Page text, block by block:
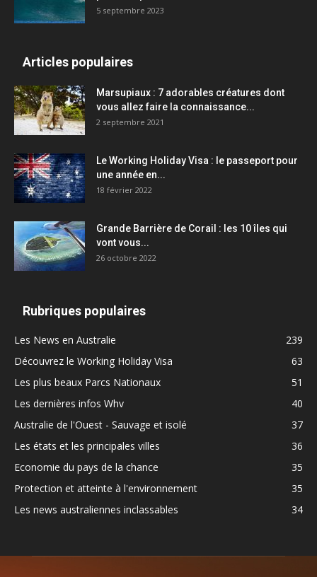
5 septembre 2023
Articles populaires
Marsupiaux : 7 adorables créatures dont
vous allez faire la connaissance...
2 septembre 2021
Le Working Holiday Visa : le passeport pour
une année en...
18 février 2022
Grande Barrière de Corail : les 10 îles qui
vont vous...
26 octobre 2022
Rubriques populaires
Les News en Australie
239
Découvrez le Working Holiday Visa
63
Les plus beaux Parcs Nationaux
51
Les dernières infos Whv
40
Australie de l'Ouest - Sauvage et isolé
37
Les états et les principales villes
36
Economie du pays de la chance
35
Protection et atteinte à l'environnement
35
Les news australiennes inclassables
34